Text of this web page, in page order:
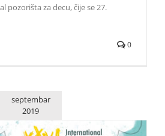
pozorišta za decu, čije se 27.
0
septembar
2019